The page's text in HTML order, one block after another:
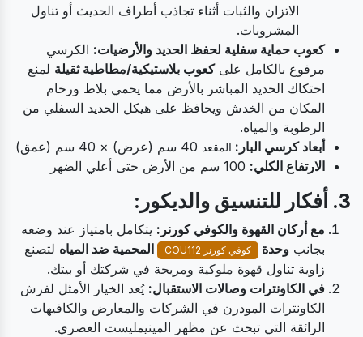
الاتزان والثبات أثناء تجاذب أطراف الحديث أو تناول
المشروبات.
كعوب حماية سفلية لحفظ الحديد والأرضيات: الكرسي
مرفوع بالكامل علىكعوب بلاستيكية/مطاطية ثقيلة لمنع
احتكاك الحديد المباشر بالأرض مما يحمي بلاط ورخام
المكان من الخدش ويحافظ على هيكل الحديد السفلي من
الرطوبة والمياه.
أبعاد كرسي البار: المقعد
الارتفاع الكلي:
3. أفكار للتنسيق والديكور:
مع أركان القهوة والكوفي كورنر: يتكامل بامتياز عند وضعه
بجانب وحدة كوفي كورنر COU112 المحمية ضد المياه لتصنع
زاوية تناول قهوة ملوكية ومريحة في شركتك أو بيتك.
في الكاونترات وصالات الاستقبال: يُعد الخيار الأمثل لفرش
الكاونترات المودرن في الشركات والمعارض والكافيهات
الرائقة التي تبحث عن مظهر المينيمليست العصري.